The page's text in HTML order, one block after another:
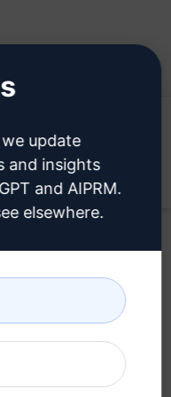
Prompts / Writing
Youtube | 100% Único
2026
update
and insights
and AIPRM.
elsewhere.